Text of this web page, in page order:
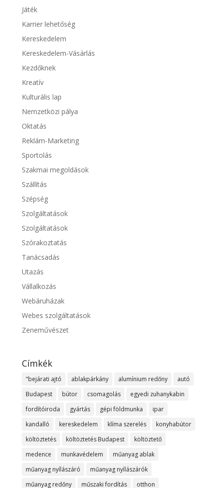
Játék
Karrier lehetőség
Kereskedelem
Kereskedelem-Vásárlás
Kezdőknek
Kreatív
Kulturális lap
Nemzetközi pálya
Oktatás
Reklám-Marketing
Sportolás
Szakmai megoldások
Szállítás
Szépség
Szolgáltatások
Szolgáltatások
Szórakoztatás
Tanácsadás
Utazás
Vállalkozás
Webáruházak
Webes szolgáltatások
Zeneművészet
Címkék
"bejárati ajtó ablakpárkány alumínium redőny
autó
Budapest
bútor csomagolás
egyedi zuhanykabin
fordítóiroda
gyártás gépi földmunka
ipar
kandalló
kereskedelem klíma szerelés
konyhabútor
költöztetés
költöztetés Budapest
költöztető
medence
munkavédelem
műanyag ablak
műanyag nyílászáró
műanyag nyílászárók
műanyag redőny
műszaki fordítás otthon